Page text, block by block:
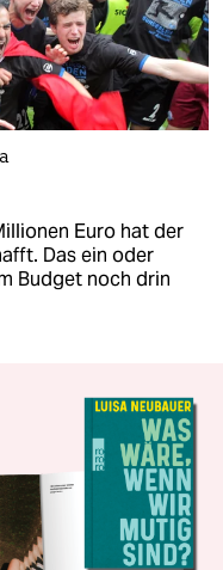
Euro hat der
Das ein oder
Budget noch drin